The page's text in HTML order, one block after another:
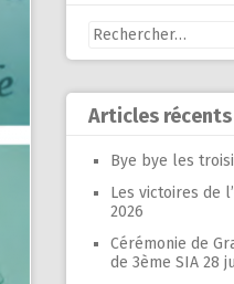
Rechercher :
Articles récents
Bye bye les
Les victoires de
2026
Cérémonie de
de 3ème SIA 28